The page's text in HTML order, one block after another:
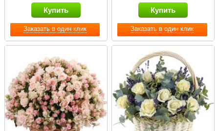
Заказать в один клик
Купить
Заказать в один клик
Купить